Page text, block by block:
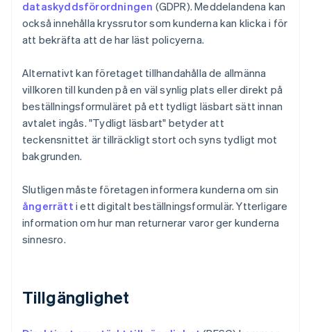
dataskyddsförordningen (GDPR). Meddelandena kan
också innehålla kryssrutor som kunderna kan klicka i för
att bekräfta att de har läst policyerna.
Alternativt kan företaget tillhandahålla de allmänna
villkoren till kunden på en väl synlig plats eller direkt på
beställningsformuläret på ett tydligt läsbart sätt innan
avtalet ingås. "Tydligt läsbart" betyder att
teckensnittet är tillräckligt stort och syns tydligt mot
bakgrunden.
Slutligen måste företagen informera kunderna om sin
ångerrätt i ett digitalt beställningsformulär. Ytterligare
information om hur man returnerar varor ger kunderna
sinnesro.
Tillgänglighet